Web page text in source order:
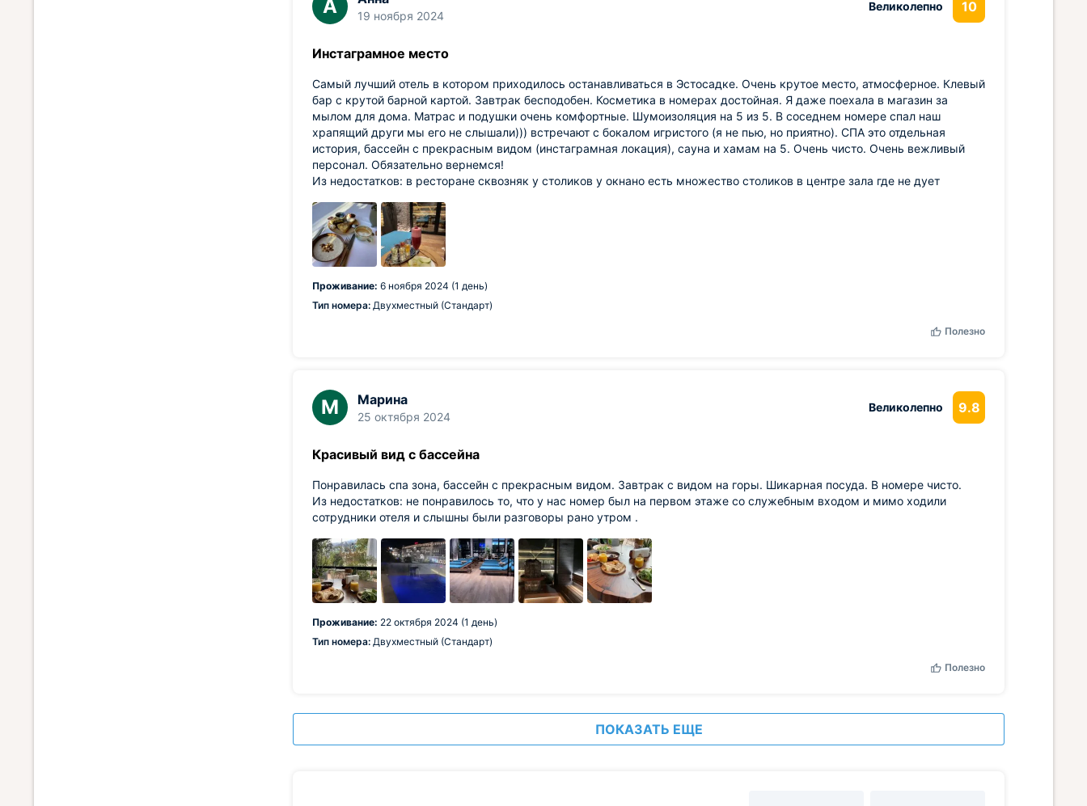
А 19 ноября 2024
Великолепно 10
Инстаграмное место
Самый лучший отель в котором приходилось останавливаться в Эстосадке. Очень крутое место, атмосферное. Клевый
бар с крутой барной картой. Завтрак бесподобен. Косметика в номерах достойная. Я даже поехала в магазин за
мылом для дома. Матрас и подушки очень комфортные. Шумоизоляция на 5 из 5. В соседнем номере спал наш
храпящий други мы его не слышали))) встречают с бокалом игристого (я не пью, но приятно). СПА это отдельная
история, бассейн с прекрасным видом (инстаграмная локация), сауна и хамам на 5. Очень чисто. Очень вежливый
персонал. Обязательно вернемся!
Из недостатков: в ресторане сквозняк у столиков у окнано есть множество столиков в центре зала где не дует
Проживание: 6 ноября 2024 (1 день)
Тип номера: Двухместный (Стандарт)
Полезно
М Марина
25 октября 2024
Великолепно 9.8
Красивый вид с бассейна
Понравилась спа зона, бассейн с прекрасным видом. Завтрак с видом на горы. Шикарная посуда. В номере чисто.
Из недостатков: не понравилось то, что у нас номер был на первом этаже со служебным входом и мимо ходили
сотрудники отеля и слышны были разговоры рано утром .
Проживание: 22 октября 2024 (1 день)
Тип номера: Двухместный (Стандарт)
Полезно
ПОКАЗАТЬ ЕЩЕ